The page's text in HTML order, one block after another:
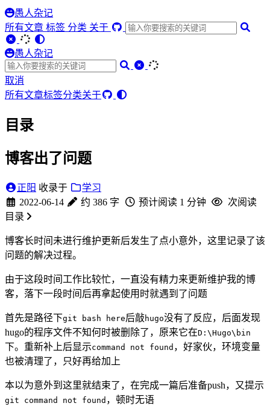
愚人杂记
所有文章 标签 分类 关于
愚人杂记
取消
所有文章标签分类关于
目录
博客出了问题
正阳 收录于
学习
2022-06-14
约 386 字 预计阅读 1 分钟
次阅读
目录
博客长时间未进行维护更新后发生了点小意外，这里记录了该
问题的解决过程。
由于这段时间工作比较忙，一直没有精力来更新维护我的博
客，落下一段时间后再拿起使用时就遇到了问题
首先是路径下git bash here后敲hugo没有了反应，后面发现
hugo的程序文件不知何时被删除了，原来它在D:\Hugo\bin
下。重新补上后显示command not found ，好家伙，环境变量
也被清理了，只好再给加上
本以为意外到这里就结束了，在完成一篇后准备push，又提示
git command not found ，顿时无语